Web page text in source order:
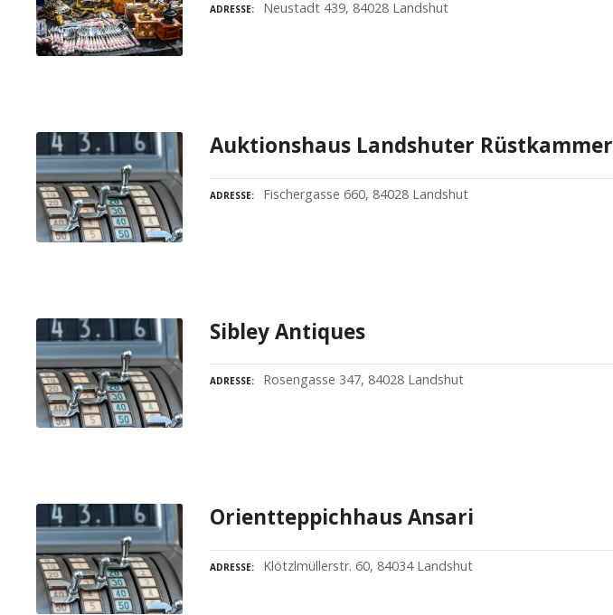
ADRESSE Neustadt 439, 84028 Landshut
Auktionshaus Landshuter Rüstkammer
ADRESSE Fischergasse 660, 84028 Landshut
Sibley Antiques
ADRESSE Rosengasse 347, 84028 Landshut
Orientteppichhaus Ansari
ADRESSE Klötzlmüllerstr. 60, 84034 Landshut